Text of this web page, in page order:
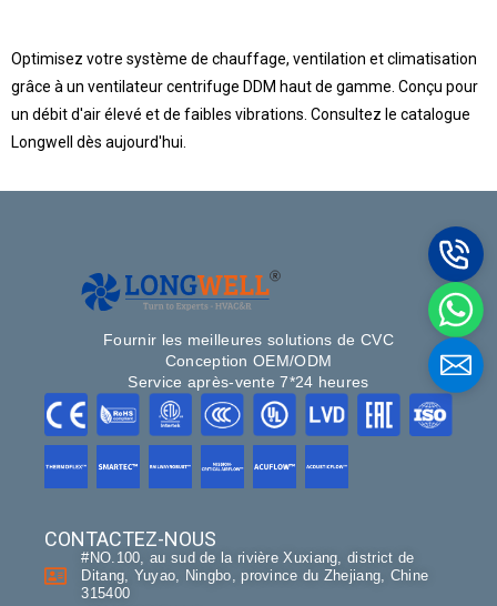
Optimisez votre système de chauffage, ventilation et climatisation
grâce à un ventilateur centrifuge DDM haut de gamme. Conçu pour
un débit d'air élevé et de faibles vibrations. Consultez le catalogue
Longwell dès aujourd'hui.
Fournir les meilleures solutions de CVC
Conception OEM/ODM
Service après-vente 7*24 heures
CONTACTEZ-NOUS
#NO.100, au sud de la rivière Xuxiang, district de
Ditang, Yuyao, Ningbo, province du Zhejiang, Chine
315400
Nom
Email
Téléphone / WhatsApp
Vos besoins